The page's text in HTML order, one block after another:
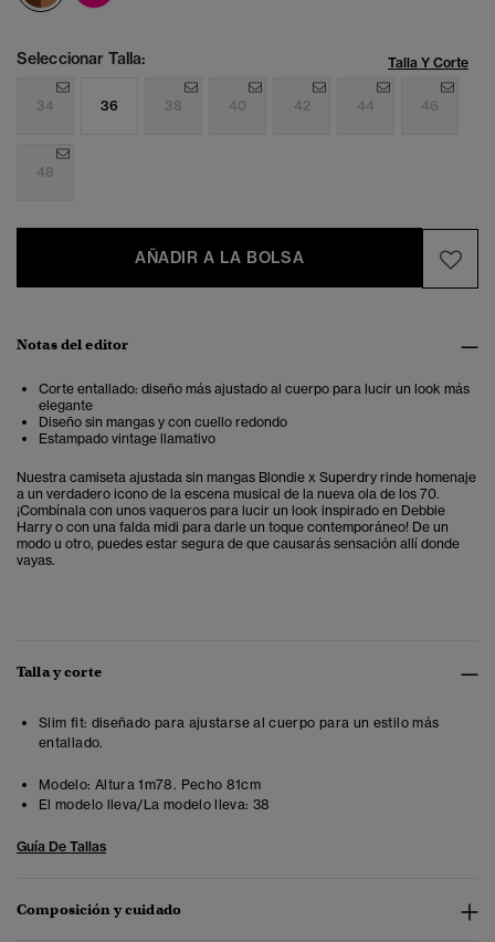
Seleccionar Talla: Talla Y Corte
34 36 38 40 42 44 46
48
AÑADIR A LA BOLSA
Notas del editor
Corte entallado: diseño más ajustado al cuerpo para lucir un look más
elegante
Diseño sin mangas y con cuello redondo
Estampado vintage llamativo
Nuestra camiseta ajustada sin mangas Blondie x Superdry rinde homenaje
a un verdadero icono de la escena musical de la nueva ola de los 70.
¡Combínala con unos vaqueros para lucir un look inspirado en Debbie
Harry o con una falda midi para darle un toque contemporáneo! De un
modo u otro, puedes estar segura de que causarás sensación allí donde
vayas.
Talla y corte
Slim fit: diseñado para ajustarse al cuerpo para un estilo más
entallado.
Modelo: Altura 1m78. Pecho 81cm
El modelo lleva/La modelo lleva: 38
Guía De Tallas
Composición y cuidado